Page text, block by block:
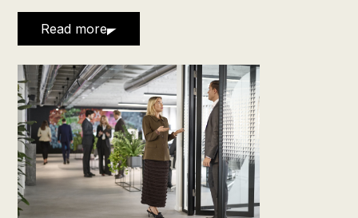
Read more